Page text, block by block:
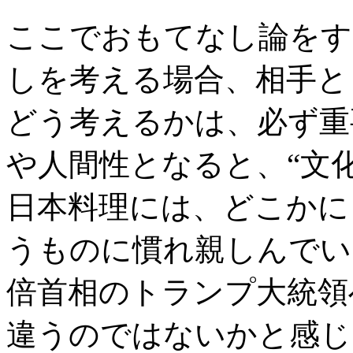
ここでおもてなし論を
しを考える場合、相手
どう考えるかは、必ず
や人間性となると、“文
日本料理には、どこか
うものに慣れ親しんで
倍首相のトランプ大統
違うのではないかと感